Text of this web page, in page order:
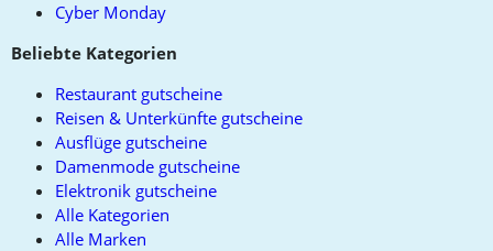
Cyber Monday
Beliebte Kategorien
Restaurant gutscheine
Reisen & Unterkünfte gutscheine
Ausflüge gutscheine
Damenmode gutscheine
Elektronik gutscheine
Alle Kategorien
Alle Marken